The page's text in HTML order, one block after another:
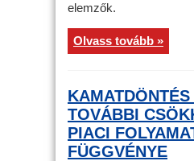
elemzők.
Olvass tovább »
TOVÁBBI
PIACI
FÜGGVÉNYE